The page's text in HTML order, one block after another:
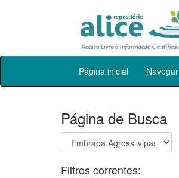
Skip
Página inicial Navegar
Página de Busca
Filtros correntes: